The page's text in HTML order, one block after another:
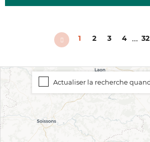
1 2 3 4 ... 32
Actualiser la recherche